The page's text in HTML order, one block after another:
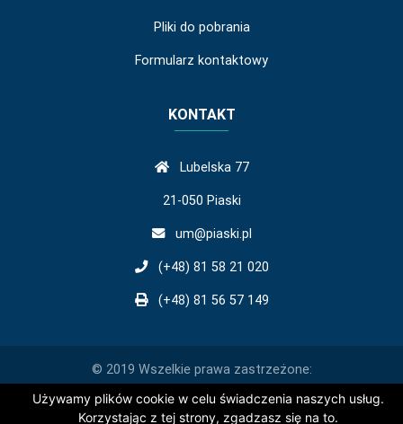
Używamy plików cookie w celu świadczenia naszych usług.
Korzystając z tej strony, zgadzasz się na to.
Pliki do pobrania
Formularz kontaktowy
KONTAKT
Lubelska 77
21-050 Piaski
um@piaski.pl
(+48) 81 58 21 020
(+48) 81 56 57 149
© 2019 Wszelkie prawa zastrzeżone: